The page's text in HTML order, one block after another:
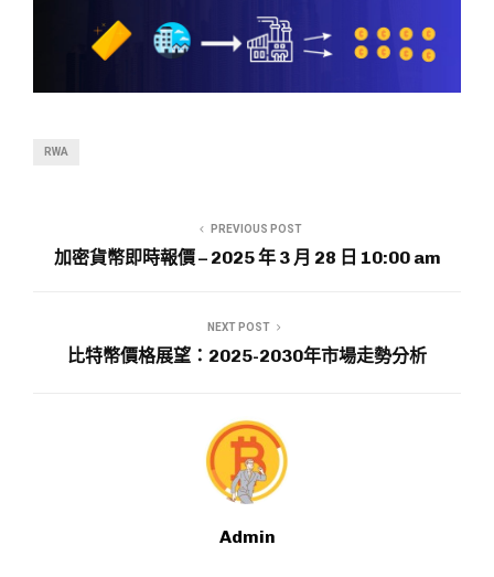
RWA
PREVIOUS POST
加密貨幣即時報價 – 2025 年 3 月 28 日 10:00 am
NEXT POST
比特幣價格展望：2025-2030年市場走勢分析
Admin